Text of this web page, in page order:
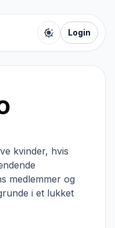
Toggle color
Login
kvinder, hvis
medlemmer og
i et lukket